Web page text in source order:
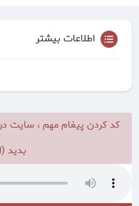
اطلاعات بیشتر
کد کردن پیغام مهم ، سایت
بدید